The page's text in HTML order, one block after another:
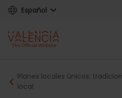
Skip
content
Español
Main
navigation
Breadcrumb
Planes locales únicos:
local